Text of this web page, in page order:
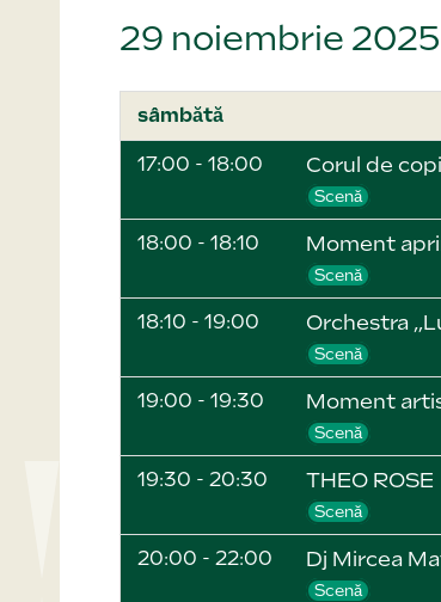
29 noiembrie 2025
sâmbătă
17:00 - 18:00 Corul de
Scenă
18:00 - 18:10 Moment
Scenă
18:10 - 19:00 Orchestra
Scenă
19:00 - 19:30 Moment
Scenă
19:30 - 20:30 THEO ROSE
Scenă
20:00 - 22:00 Dj Mircea
Scenă